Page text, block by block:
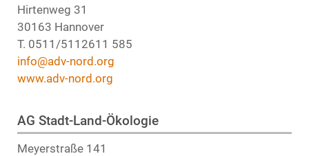
Hirtenweg 31
30163 Hannover
T. 0511/5112611 585
info@adv-nord.org
www.adv-nord.org
AG Stadt-Land-Ökologie
Meyerstraße 141